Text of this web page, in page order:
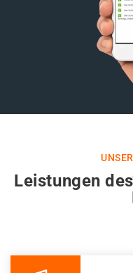
Leistungen